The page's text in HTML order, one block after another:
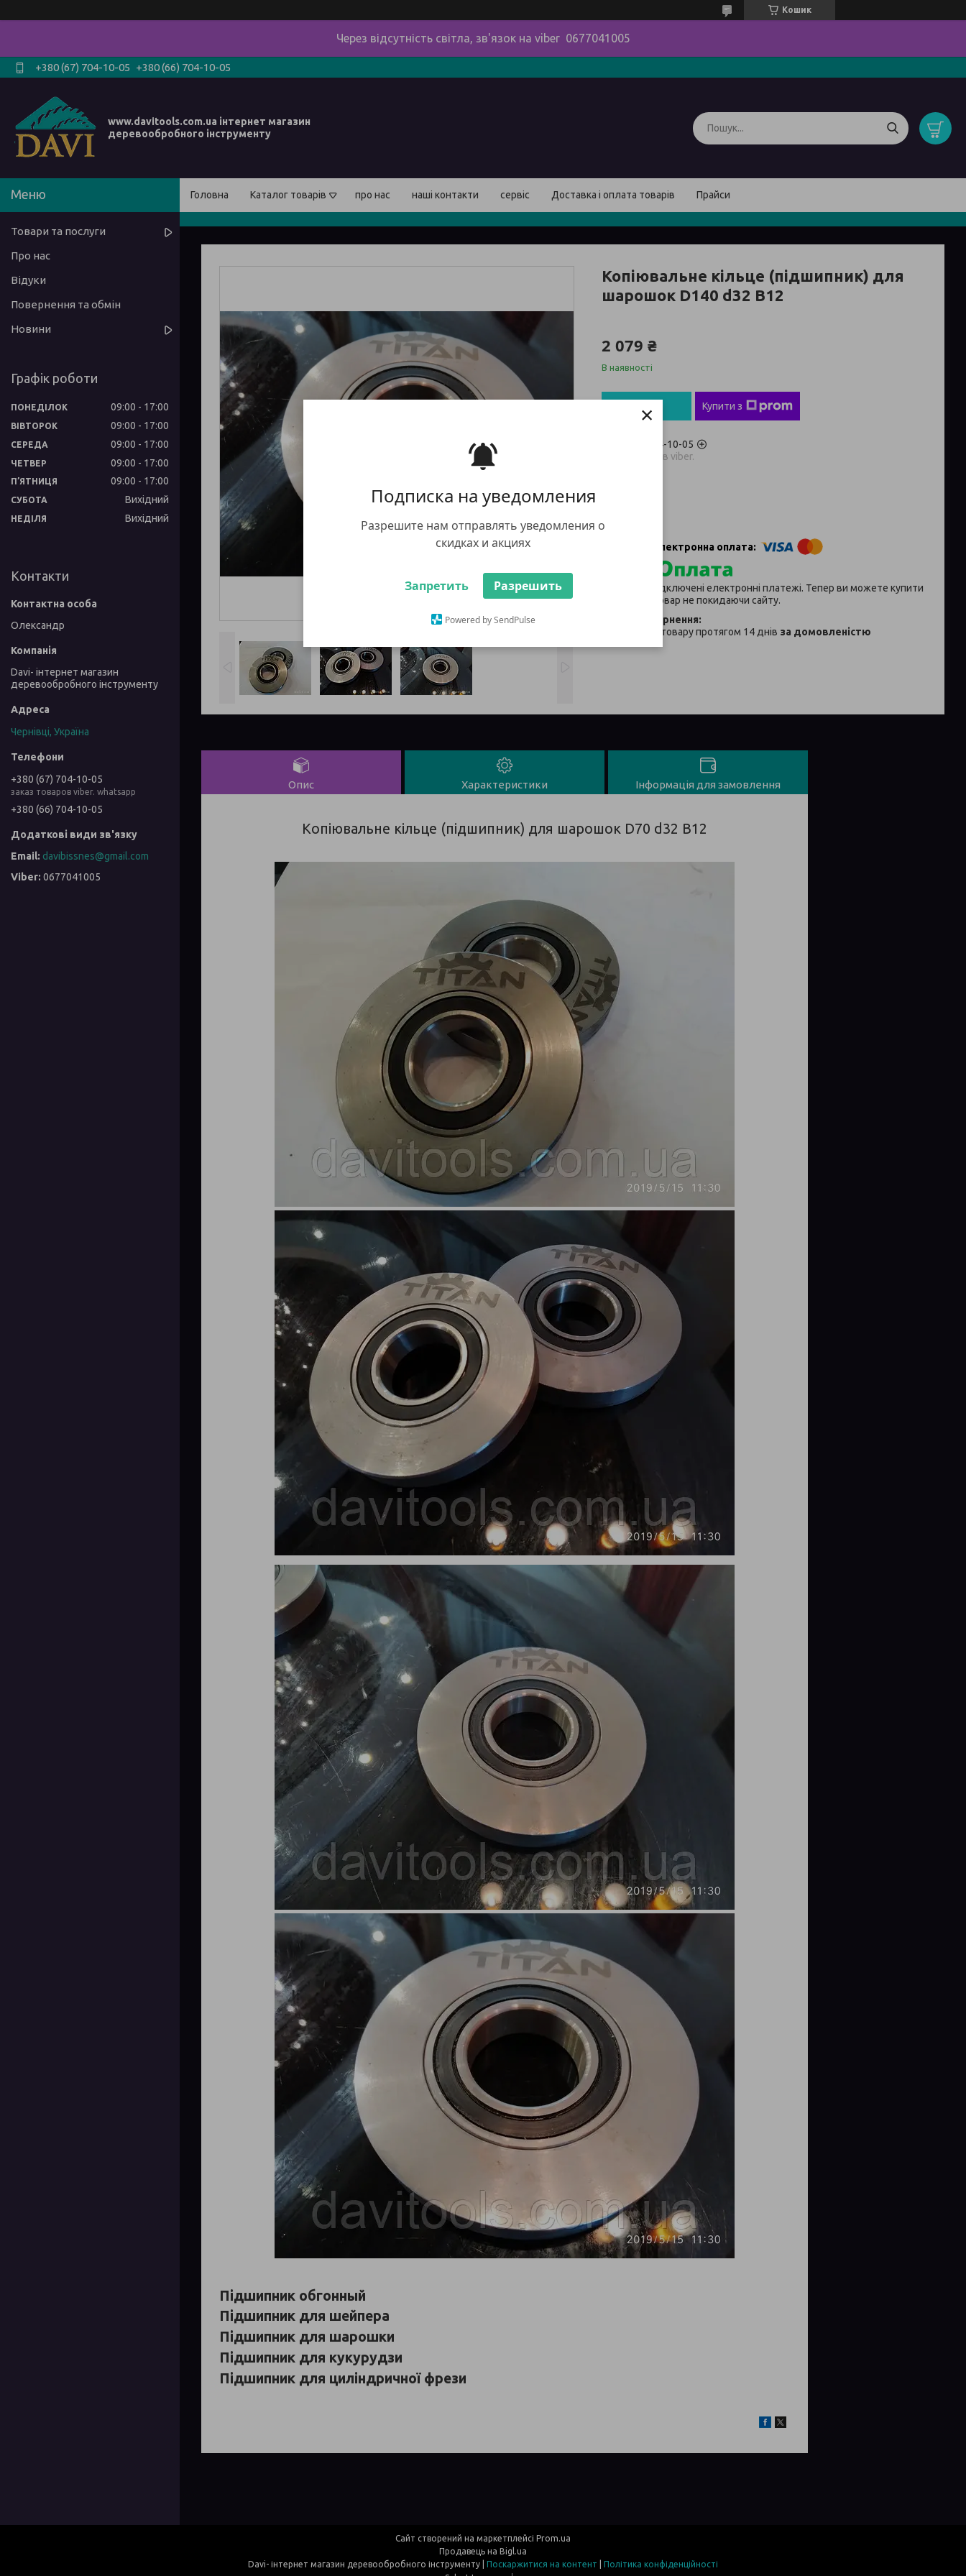
Подписка на уведомления
Разрешите нам отправлять уведомления о
скидках и акциях
Запретить Разрешить
Powered by SendPulse
×
Кошик
Через відсутність світла, зв'язок на viber 0677041005
+380 (67) 704-10-05 +380 (66) 704-10-05
www.davitools.com.ua інтернет магазин
деревообробного інструменту
Головна Каталог товарів про нас наші контакти сервіс Доставка і оплата товарів Прайси
Копіювальне кільце (підшипник) для
шарошок D140 d32 B12
2 079 ₴
В наявності
Купити з
+380 (67) 704-10-05
заказ товаров viber.
У компанії підключені електронні платежі. Тепер ви можете купити
будь-який товар не покидаючи сайту.
повернення товару протягом 14 днів за домовленістю
Опис Характеристики Інформація для замовлення
Копіювальне кільце (підшипник) для шарошок D70 d32 B12
Підшипник обгонный
Підшипник для шейпера
Підшипник для шарошки
Підшипник для кукурудзи
Підшипник для циліндричної фрези
Товари та послуги
Про нас
Відуки
Повернення та обмін
Новини
Графік роботи
ПОНЕДІЛОК 09:00 17:00
ВІВТОРОК 09:00 17:00
СЕРЕДА 09:00 17:00
ЧЕТВЕР 09:00 17:00
ПʼЯТНИЦЯ 09:00 17:00
СУБОТА Вихідний
НЕДІЛЯ Вихідний
Контакти
Олександр
Davi- інтернет магазин
деревообробного інструменту
Чернівці, Україна
+380 (67) 704-10-05
заказ товаров viber. whatsapp
+380 (66) 704-10-05
davibissnes@gmail.com
0677041005
Сайт створений на маркетплейсі Prom.ua
Продавець на Bigl.ua
Поскаржитися на контент
Політика конфіденційності